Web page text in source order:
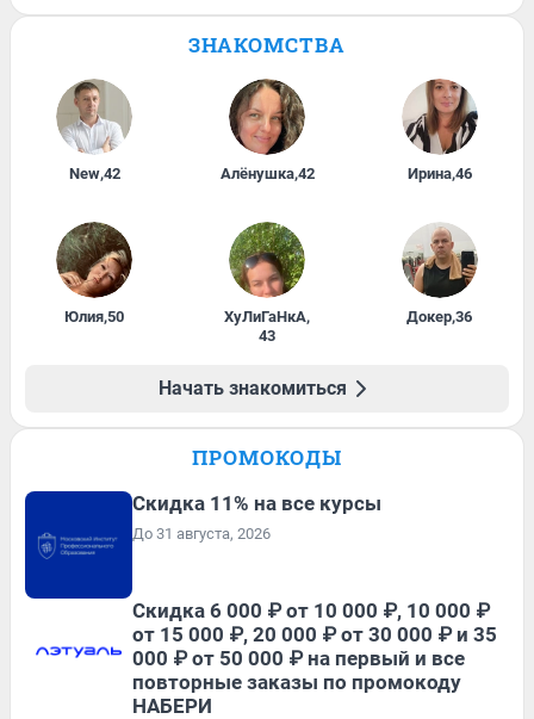
ЗНАКОМСТВА
New,42 Алёнушка,42 Ирина,46
Юлия,50 ХуЛиГаНкА,
43
Докер,36
Начать знакомиться
ПРОМОКОДЫ
Скидка 11% на все курсы
До 31 августа, 2026
Скидка 6 000 ₽ от 10 000 ₽, 10 000 ₽
от 15 000 ₽, 20 000 ₽ от 30 000 ₽ и 35
000 ₽ от 50 000 ₽ на первый и все
повторные заказы по промокоду
НАБЕРИ